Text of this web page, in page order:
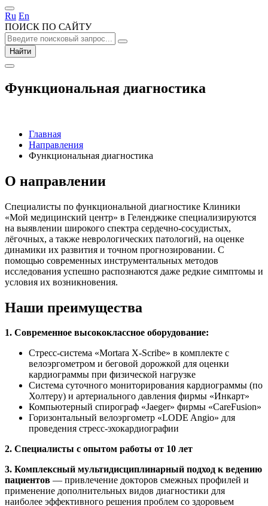
Ru En
ПОИСК ПО САЙТУ
Найти
Функциональная диагностика
Главная
Направления
Функциональная диагностика
О направлении
Специалисты по функциональной диагностике Клиники
«Мой медицинский центр» в Геленджике специализируются
на выявлении широкого спектра сердечно-сосудистых,
лёгочных, а также неврологических патологий, на оценке
динамики их развития и точном прогнозировании. С
помощью современных инструментальных методов
исследования успешно распознаются даже редкие симптомы и
условия их возникновения.
Наши преимущества
1. Современное высококлассное оборудование:
Стресс-система «Mortara X-Scribe» в комплекте с
велоэргометром и беговой дорожкой для оценки
кардиограммы при физической нагрузке
Система суточного мониторирования кардиограммы (по
Холтеру) и артериального давления фирмы «Инкарт»
Компьютерный спирограф «Jaeger» фирмы «CareFusion»
Горизонтальный велоэргометр «LODE Angio» для
проведения стресс-эхокардиографии
2. Специалисты с опытом работы от 10 лет
3. Комплексный мультидисциплинарный подход к ведению
пациентов — привлечение докторов смежных профилей и
применение дополнительных видов диагностики для
наиболее эффективного решения проблем со здоровьем